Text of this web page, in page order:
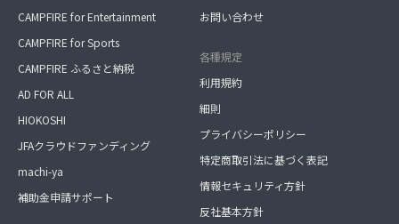
CAMPFIRE for Entertainment
CAMPFIRE for Sports
CAMPFIRE ふるさと納税
AD FOR ALL
HIOKOSHI
JFAクラウドファンディング
machi-ya
補助金申請サポート
お問い合わせ
各種規定
利用規約
細則
プライバシーポリシー
特定商取引法に基づく表記
情報セキュリティ方針
反社基本方針